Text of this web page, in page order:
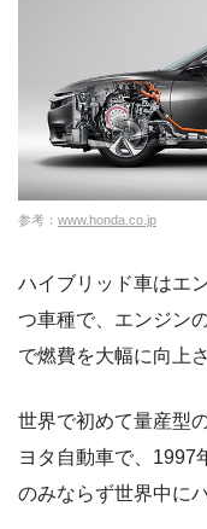
参考： www.honda.co.jp
ハイブリッド車はエ
つ車種で、エンジン
で燃費を大幅に向上
世界で初めて量産型
ヨタ自動車で、1997
のみならず世界中に